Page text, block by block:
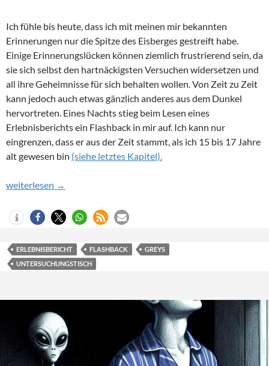
Ich fühle bis heute, dass ich mit meinen mir bekannten
Erinnerungen nur die Spitze des Eisberges gestreift habe.
Einige Erinnerungslücken können ziemlich frustrierend sein, da
sie sich selbst den hartnäckigsten Versuchen widersetzen und
all ihre Geheimnisse für sich behalten wollen. Von Zeit zu Zeit
kann jedoch auch etwas gänzlich anderes aus dem Dunkel
hervortreten. Eines Nachts stieg beim Lesen eines
Erlebnisberichts ein Flashback in mir auf. Ich kann nur
eingrenzen, dass er aus der Zeit stammt, als ich 15 bis 17 Jahre
alt gewesen bin (siehe letztes Kapitel).
Teil 8 – Auf dem Tisch
weiterlesen →
ERLEBNISBERICHT FLASHBACK
GREYS
UNTERSUCHUNGSTISCH